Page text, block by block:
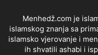
Menhedž.com je
islamskog znanja sa
islamsko vjerovanje i
ih shvatili ashabi i